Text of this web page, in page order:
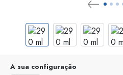
A sua configuração